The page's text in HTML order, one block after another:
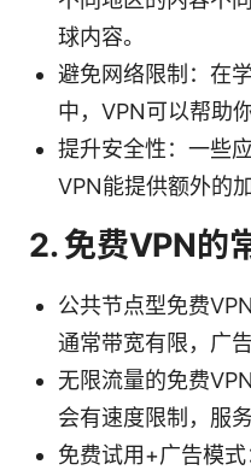
球内容。
避免网络限制：在
中，VPN可以帮助
提升安全性：一些
VPN能提供额外的加
2. 免费VPN的
公共节点型免费
通常带宽有限，广告
无限流量的免费
会有速度限制，服
免费试用+广告模